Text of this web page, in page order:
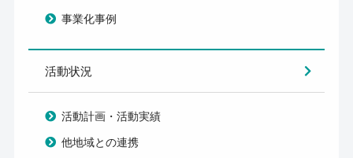
事業化事例
活動状況
活動計画・活動実績
他地域との連携